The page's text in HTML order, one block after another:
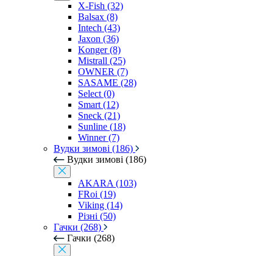
X-Fish (32)
Balsax (8)
Intech (43)
Jaxon (36)
Konger (8)
Mistrall (25)
OWNER (7)
SASAME (28)
Select (0)
Smart (12)
Sneck (21)
Sunline (18)
Winner (7)
Вудки зимові (186)
Вудки зимові (186)
AKARA (103)
FRoi (19)
Viking (14)
Різні (50)
Гачки (268)
Гачки (268)